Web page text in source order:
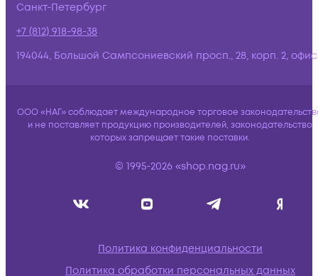
Санкт-Петербург
+7 (812) 918-98-38
194044, Большой Сампсониевский просп., 28, корп. 2,
ООО «НАГ» соблюдает международное торговое
и не поставляет продукцию производителей, законодательство
которых запрещает такие поставки.
© 1995-2026 «shop.nag.ru»
Политика конфиденциальности
Политика обработки персональных данных